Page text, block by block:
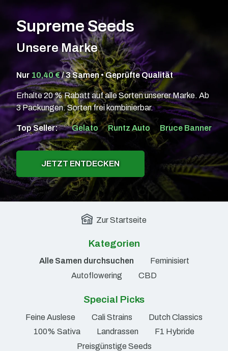
Supreme Seeds
Unsere Marke
Nur 10,40 €/ 3 Samen • Geprüfte Qualität
Erhalte 20 % Rabatt auf alle Sorten unserer Marke. Ab
3 Packungen. Sorten frei kombinierbar.
Top Seller: Gelato Runtz Auto Bruce Banner
JETZT ENTDECKEN
Zur Startseite
Kategorien
Alle Samen durchsuchen
Feminisiert
Autoflowering
CBD
Special Picks
Feine Auslese Cali Strains
Dutch Classics
100% Sativa
Landrassen
F1 Hybride
Preisgünstige Seeds